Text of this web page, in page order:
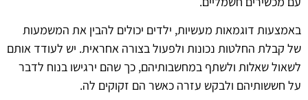
באמצעות דוגמאות מעשיות, ילדים יכולים להבין את המשמעות
של קבלת החלטות נכונות ולפעול בצורה אחראית. יש לעודד אותם
לשאול שאלות ולשתף במחשבותיהם, כך שהם ירגישו בנוח לדבר
על חששותיהם ולבקש עזרה כאשר הם זקוקים לה.